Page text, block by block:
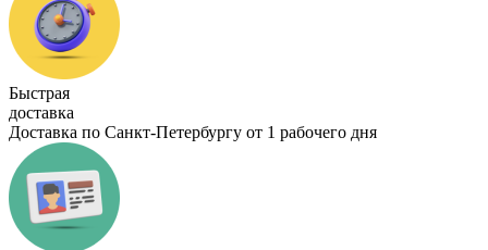
Быстрая
доставка
Доставка по Санкт-Петербургу от 1 рабочего дня